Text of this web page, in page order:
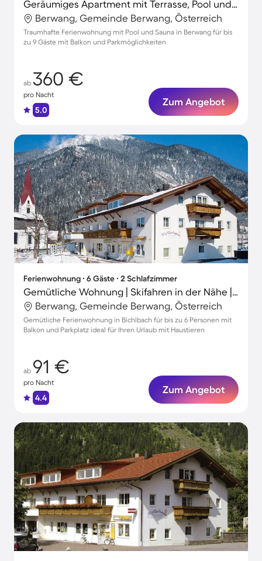
Geräumiges Apartment mit Terrasse, Pool und Sauna | Skifahren in der Nähe
Berwang, Gemeinde Berwang, Österreich
Traumhafte Ferienwohnung mit Pool und Sauna in Berwang für bis
zu 9 Gäste mit Balkon und Parkmöglichkeiten
ab 360 €
pro Nacht
5.0
Zum Angebot
Ferienwohnung ∙ 6 Gäste ∙ 2 Schlafzimmer
Gemütliche Wohnung | Skifahren in der Nähe | Haustierfreundlich
Berwang, Gemeinde Berwang, Österreich
Gemütliche Ferienwohnung in Bichlbach für bis zu 6 Personen mit
Balkon und Parkplatz ideal für Ihren Urlaub mit Haustieren
ab 91 €
pro Nacht
4.4
Zum Angebot